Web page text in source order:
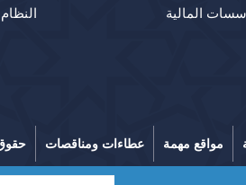
المالية
عطاءات ومناقصات مواقع مهمة